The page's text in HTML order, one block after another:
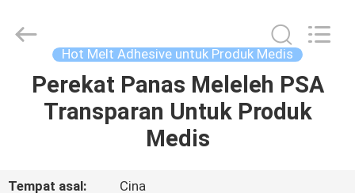
RUMAH
TENTANG
Adhesive
Products
Hot Melt Adhesive untuk Produk Medis
Perekat Panas Meleleh PSA
Transparan Untuk Produk
Medis
Tempat asal:
Cina